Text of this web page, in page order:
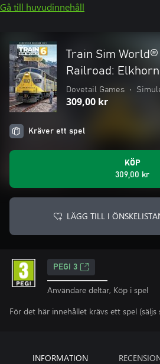
Gå till huvudinnehåll
Train Sim
Railroad:
Dovetail Games •
309,00 kr
Kräver ett spel
KÖP
309,00 kr
LÄGG TILL I
PEGI 3
Användare deltar, Köp i spel
För det här innehållet krävs ett spel (säljs
INFORMATION